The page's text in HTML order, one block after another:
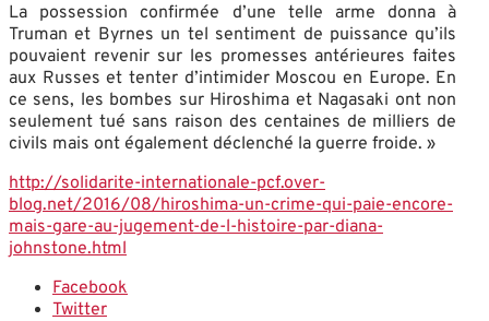
La possession confirmée d’une telle arme donna à
Truman et Byrnes un tel sentiment de puissance qu’ils
pouvaient revenir sur les promesses antérieures faites
aux Russes et tenter d’intimider Moscou en Europe. En
ce sens, les bombes sur Hiroshima et Nagasaki ont non
seulement tué sans raison des centaines de milliers de
civils mais ont également déclenché la guerre froide. »
http://solidarite-internationale-pcf.over-
blog.net/2016/08/hiroshima-un-crime-qui-paie-encore-
mais-gare-au-jugement-de-l-histoire-par-diana-
johnstone.html
Facebook
Twitter